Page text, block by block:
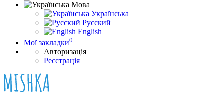
Мова
Українська
Русский
English
Мої закладки0
Авторизація
Реєстрація